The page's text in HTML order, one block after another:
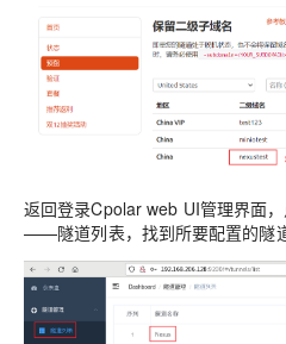
返回登录Cpolar web UI管理界面
——隧道列表，找到所要配置的隧